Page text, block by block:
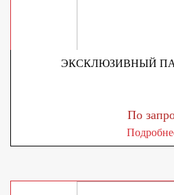
ЭКСКЛЮЗИВНЫЙ
По